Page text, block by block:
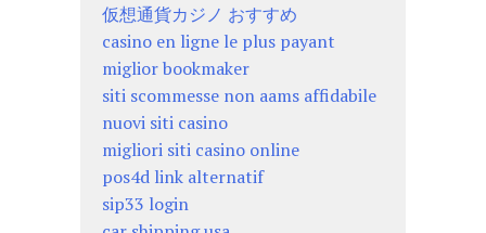
仮想通貨カジノ おすすめ
casino en ligne le plus payant
miglior bookmaker
siti scommesse non aams affidabile
nuovi siti casino
migliori siti casino online
pos4d link alternatif
sip33 login